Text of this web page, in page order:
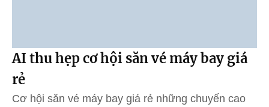
AI thu hẹp cơ hội săn vé máy bay giá
rẻ
Cơ hội săn vé máy bay giá rẻ những chuyến cao